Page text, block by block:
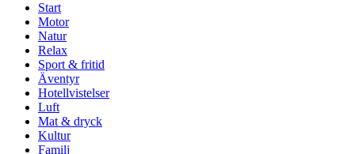
Start
Motor
Natur
Relax
Sport & fritid
Äventyr
Hotellvistelser
Luft
Mat & dryck
Kultur
Familj